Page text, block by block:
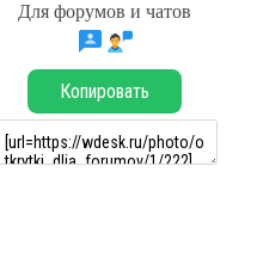
Для форумов и чатов
Копировать